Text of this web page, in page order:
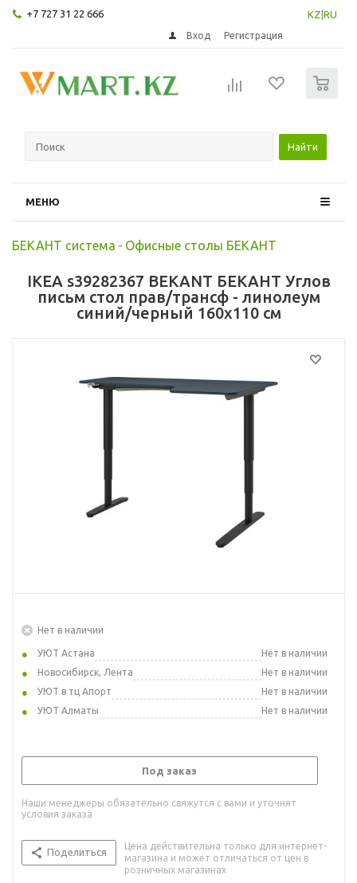
+7 727 31 22 666 KZ RU
Вход Регистрация
Найти
МЕНЮ
БЕКАНТ система - Офисные столы БЕКАНТ
IKEA s39282367 BEKANT БЕКАНТ Углов
письм стол прав/трансф - линолеум
синий/черный 160x110 см
Нет в наличии
УЮТ Астана
Нет в наличии
Новосибирск, Лента
Нет в наличии
УЮТ в тц Апорт
Нет в наличии
УЮТ Алматы
Нет в наличии
Под заказ
Наши менеджеры обязательно свяжутся с вами и уточнят
условия заказа
Поделиться
Цена действительна только для интернет-
магазина и может отличаться от цен в
розничных магазинах